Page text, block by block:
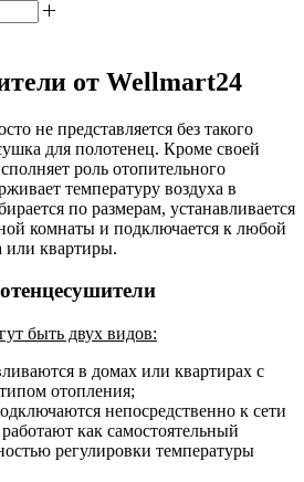
от Wellmart24
не представляется без такого
для полотенец. Кроме своей
роль отопительного
температуру воздуха в
по размерам, устанавливается
комнаты и подключается к любой
или квартиры.
быть двух видов:
в домах или квартирах с
отопления;
непосредственно к сети
как самостоятельный
регулировки температуры